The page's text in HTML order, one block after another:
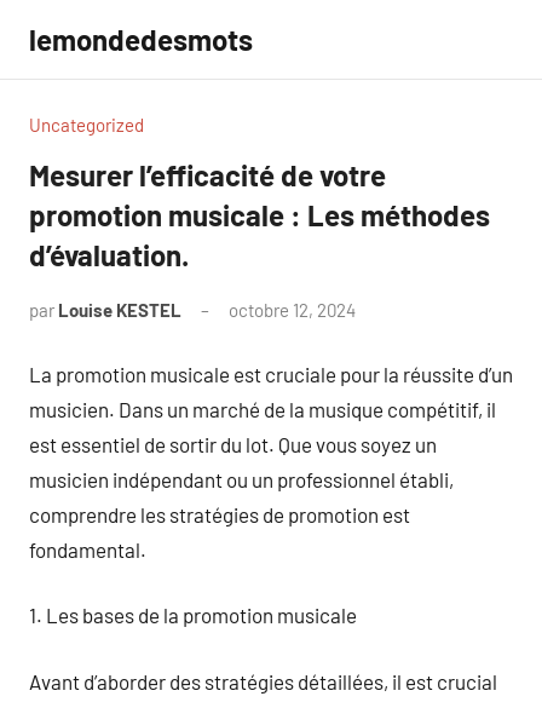
contenu
lemondedesmots
Uncategorized
Mesurer l’efficacité de votre
promotion musicale : Les méthodes
d’évaluation.
par Louise KESTEL octobre 12, 2024
La promotion musicale est cruciale pour la réussite d’un
musicien. Dans un marché de la musique compétitif, il
est essentiel de sortir du lot. Que vous soyez un
musicien indépendant ou un professionnel établi,
comprendre les stratégies de promotion est
fondamental.
1. Les bases de la promotion musicale
Avant d’aborder des stratégies détaillées, il est crucial